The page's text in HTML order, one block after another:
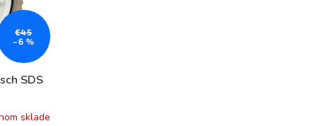
€45
–6 %
SDS
sklade